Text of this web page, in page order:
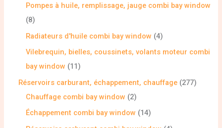
Pompes à huile, remplissage, jauge combi bay window
8
Radiateurs d'huile combi bay window 4
Vilebrequin, bielles, coussinets, volants moteur combi
bay window
11
Réservoirs carburant, échappement, chauffage 277
Chauffage combi bay window
2
Échappement combi bay window
14